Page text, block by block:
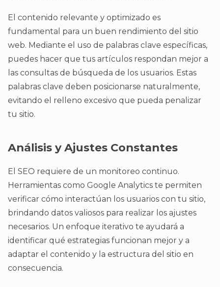
El contenido relevante y optimizado es
fundamental para un buen rendimiento del sitio
web. Mediante el uso de palabras clave específicas,
puedes hacer que tus artículos respondan mejor a
las consultas de búsqueda de los usuarios. Estas
palabras clave deben posicionarse naturalmente,
evitando el relleno excesivo que pueda penalizar
tu sitio.
Análisis y Ajustes Constantes
El SEO requiere de un monitoreo continuo.
Herramientas como Google Analytics te permiten
verificar cómo interactúan los usuarios con tu sitio,
brindando datos valiosos para realizar los ajustes
necesarios. Un enfoque iterativo te ayudará a
identificar qué estrategias funcionan mejor y a
adaptar el contenido y la estructura del sitio en
consecuencia.